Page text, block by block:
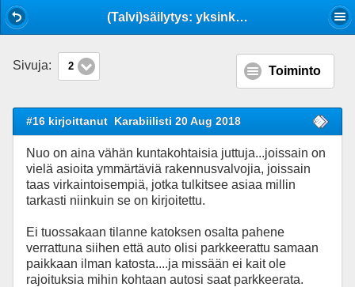
(Talvi)säilytys: yksinkertainen pulpettikattoinen katos vaunulle, kokemuksia?
Sivuja: 2 Toiminto
#16 kirjoittanut Karabiilisti 20 Aug 2018
Nuo on aina vähän kuntakohtaisia juttuja...joissain on
vielä asioita ymmärtäviä rakennusvalvojia, joissain
taas virkaintoisempiä, jotka tulkitsee asiaa millin
tarkasti niinkuin se on kirjoitettu.
Ei tuossakaan tilanne katoksen osalta pahene
verrattuna siihen että auto olisi parkkeerattu samaan
paikkaan ilman katosta....ja missään ei kait ole
rajoituksia mihin kohtaan autosi saat parkkeerata.